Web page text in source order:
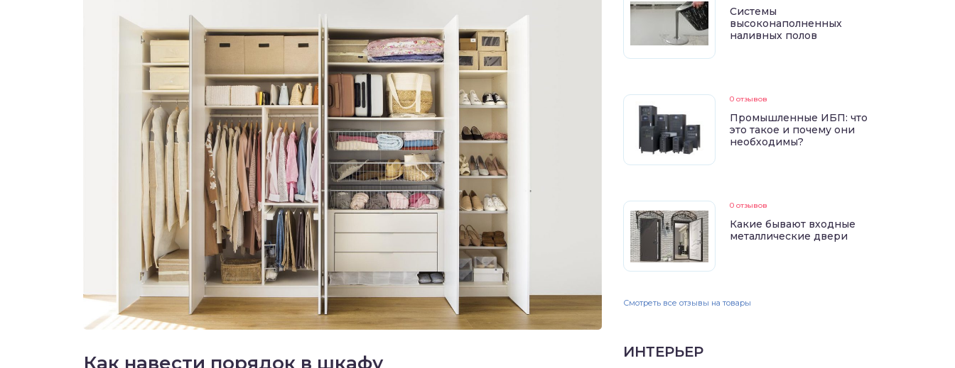
Как навести порядок в шкафу
Системы
высоконаполненных
наливных полов
0 отзывов
Промышленные ИБП: что
это такое и почему они
необходимы?
0 отзывов
Какие бывают входные
металлические двери
Смотреть все отзывы на товары
ИНТЕРЬЕР